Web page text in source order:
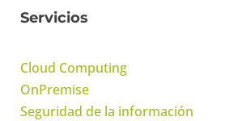
Servicios
Cloud Computing
OnPremise
Seguridad de la información